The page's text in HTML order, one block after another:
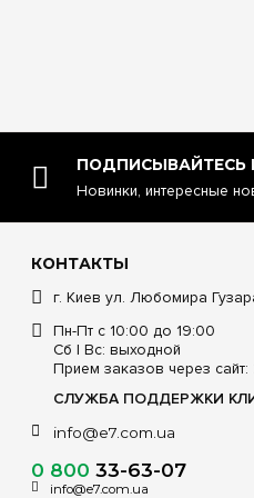
ПОДПИСЫВАЙТЕСЬ
Новинки, интересные
КОНТАКТЫ
г. Киев ул. Любомира
Пн-Пт с 10:00 до 19:00
Сб | Вс: выходной
Прием заказов через сайт:
СЛУЖБА ПОДДЕРЖКИ
info@e7.com.ua
0 800 33-63-07
info@e7.com.ua